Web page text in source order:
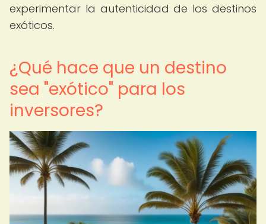
experimentar la autenticidad de los destinos
exóticos.
¿Qué hace que un destino
sea "exótico" para los
inversores?